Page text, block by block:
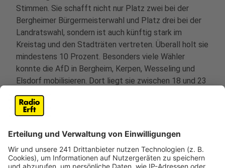
Stimmen. Sie schafft nicht nur Platz zwei bei der
Bergheimer Bürgermeisterwahl und Platz drei bei der
Landratswahl, sondern ist auch künftig stark im
Kreistag und den Stadträten vertreten. Überall holt sie
mindestens 10 Prozent. Besonders viele Wähler
konnte die AfD in Bergheim, Kerpen, Wesseling und
Elsdorf mobilisieren. Dort liegt sie zwischen 18 und 23
Prozent.
Die SPD schafft in allen Stadträten Platz zwei – nur
sogar stärkste Kraft, in Bergheim muss sie sich mit
Rang drei zufrieden geben. Die Grünen liegen in den
Stadträten fast immer auf Platz drei oder vier. Nur in